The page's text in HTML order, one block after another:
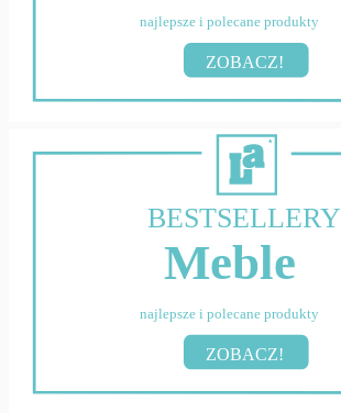
najlepsze i polecane produkty
ZOBACZ!
BESTSELLERY
Meble
najlepsze i polecane produkty
ZOBACZ!